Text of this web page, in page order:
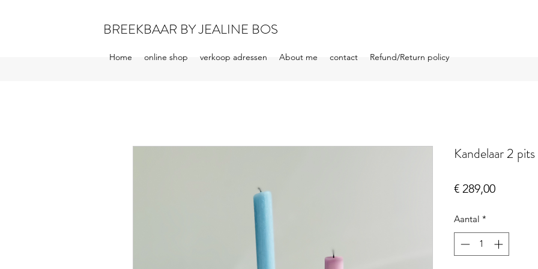
BREEKBAAR BY JEALINE BOS
Home online shop verkoop adressen About me contact Refund/Return policy
Kandelaar 2 pits
€ 289,00Prijs
Aantal *